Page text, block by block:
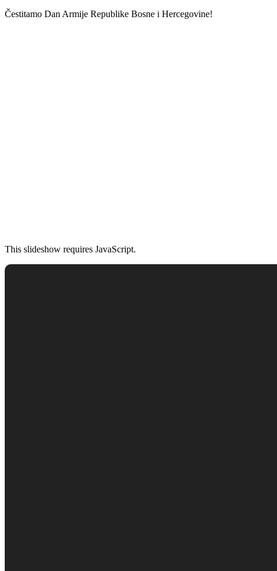
Čestitamo Dan Armije Republike Bosne i Hercegovine!
This slideshow requires JavaScript.